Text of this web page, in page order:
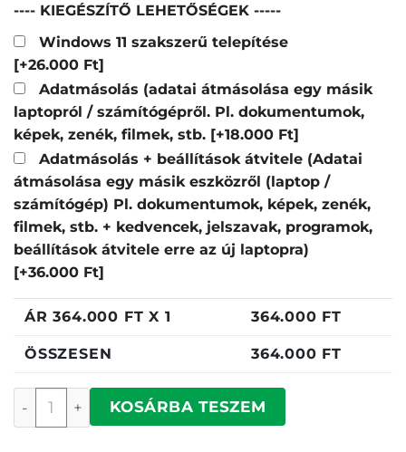
---- KIEGÉSZÍTŐ LEHETŐSÉGEK -----
Windows 11 szakszerű telepítése
[+26.000 Ft]
Adatmásolás (adatai átmásolása egy másik
laptopról / számítógépről. Pl. dokumentumok,
képek, zenék, filmek, stb. [+18.000 Ft]
Adatmásolás + beállítások átvitele (Adatai
átmásolása egy másik eszközről (laptop /
számítógép) Pl. dokumentumok, képek, zenék,
filmek, stb. + kedvencek, jelszavak, programok,
beállítások átvitele erre az új laptopra)
[+36.000 Ft]
ÁR364.000 FT X 1 364.000 FT
ÖSSZESEN 364.000 FT
Lenovo IdeaPad 5 mennyiség
KOSÁRBA TESZEM